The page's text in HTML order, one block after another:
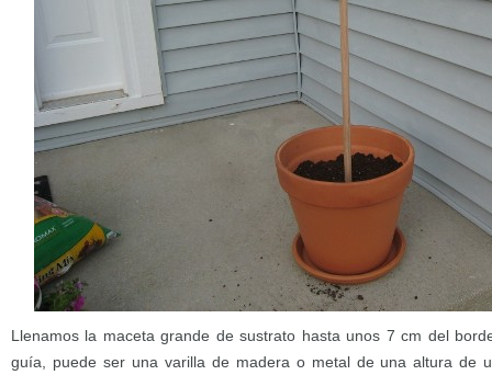
Llenamos la maceta grande de sustrato hasta unos 7 cm del
guía, puede ser una varilla de madera o metal de una altura de